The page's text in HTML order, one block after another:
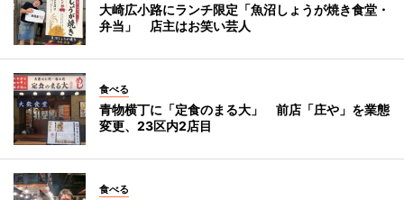
大崎広小路にランチ限定「魚沼しょうが焼き食堂・
弁当」 店主はお笑い芸人
食べる
青物横丁に「定食のまる大」 前店「庄や」を業態
変更、23区内2店目
食べる